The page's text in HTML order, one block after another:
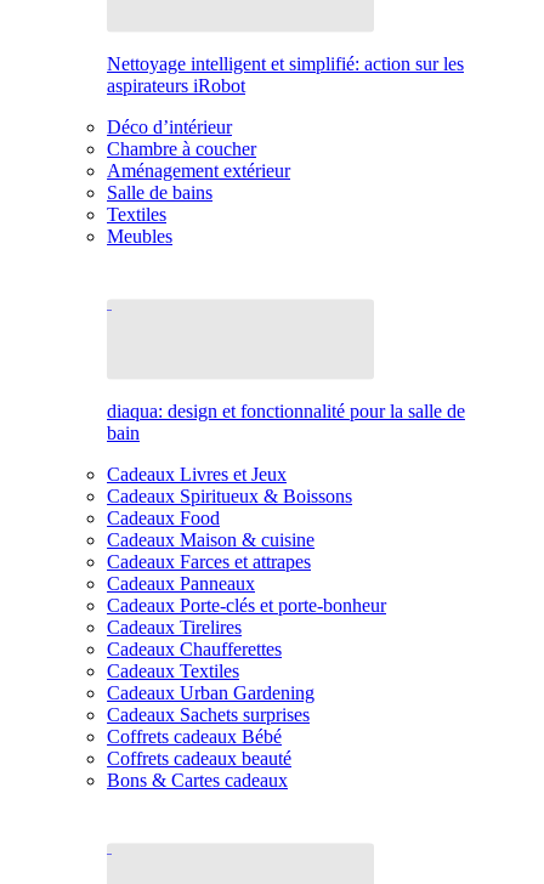
Nettoyage intelligent et simplifié: action sur les
aspirateurs iRobot
Déco d’intérieur
Chambre à coucher
Aménagement extérieur
Salle de bains
Textiles
Meubles
diaqua: design et fonctionnalité pour la salle de
bain
Cadeaux Livres et Jeux
Cadeaux Spiritueux & Boissons
Cadeaux Food
Cadeaux Maison & cuisine
Cadeaux Farces et attrapes
Cadeaux Panneaux
Cadeaux Porte-clés et porte-bonheur
Cadeaux Tirelires
Cadeaux Chaufferettes
Cadeaux Textiles
Cadeaux Urban Gardening
Cadeaux Sachets surprises
Coffrets cadeaux Bébé
Coffrets cadeaux beauté
Bons & Cartes cadeaux